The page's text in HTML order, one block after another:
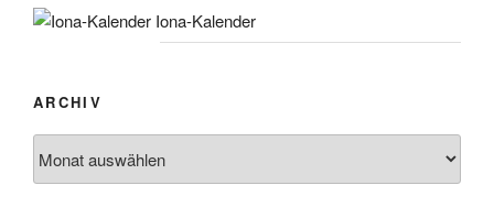
Iona-Kalender
ARCHIV